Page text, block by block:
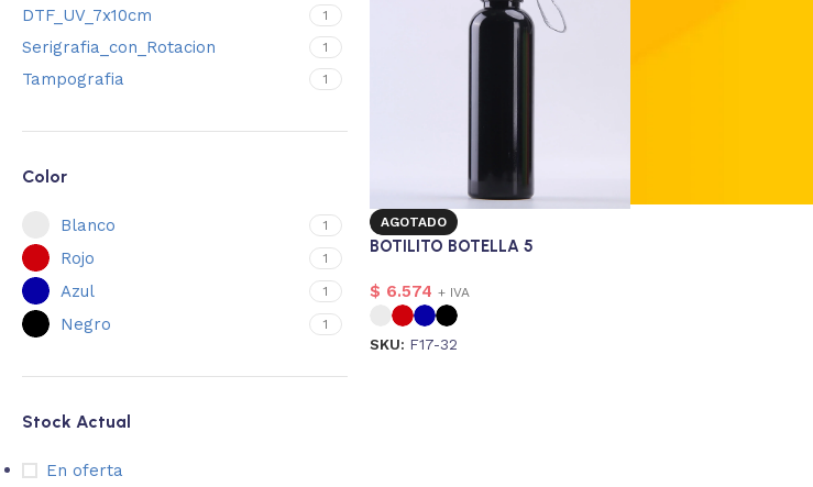
DTF_UV_7x10cm 1
Serigrafia_con_Rotacion 1
Tampografia 1
Color
Blanco 1
Rojo 1
Azul 1
Negro 1
Stock Actual
En oferta
AGOTADO
BOTILITO BOTELLA 5
$ 6.574 + IVA
SKU: F17-32